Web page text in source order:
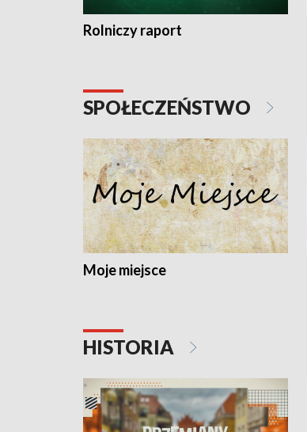
Rolniczy raport
SPOŁECZEŃSTWO
Moje miejsce
HISTORIA